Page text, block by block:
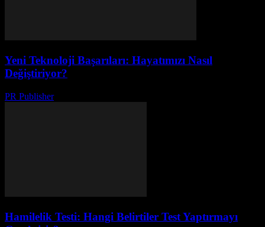
Yeni Teknoloji Başarıları: Hayatımızı Nasıl
Değiştiriyor?
PR Publisher-
Hamilelik Testi: Hangi Belirtiler Test Yaptırmayı